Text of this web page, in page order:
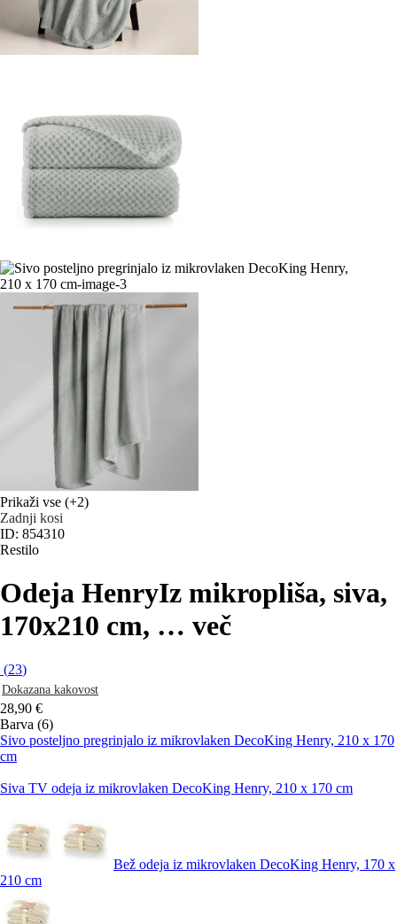
Prikaži vse (+2)
Zadnji kosi
ID: 854310
Restilo
Odeja HenryIz mikropliša, siva,
170x210 cm, … več
(23)
Dokazana kakovost
28,90 €
Barva (6)
Sivo posteljno pregrinjalo iz mikrovlaken DecoKing Henry, 210 x 170
cm
Siva TV odeja iz mikrovlaken DecoKing Henry, 210 x 170 cm
Bež odeja iz mikrovlaken DecoKing Henry, 170 x
210 cm